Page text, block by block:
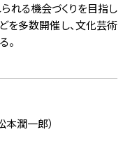
れる機会づくりを目指し
を多数開催し、文化芸術
。
潤一郎）